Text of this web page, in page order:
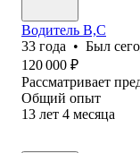
Водитель B,C
33 года • Был
120 000 ₽
Рассматривает
Общий опыт
13 лет 4 месяца